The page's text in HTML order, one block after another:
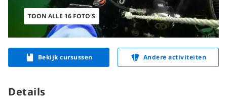
TOON ALLE 16 FOTO'S
Bekijk cursussen Andere activiteiten
Details